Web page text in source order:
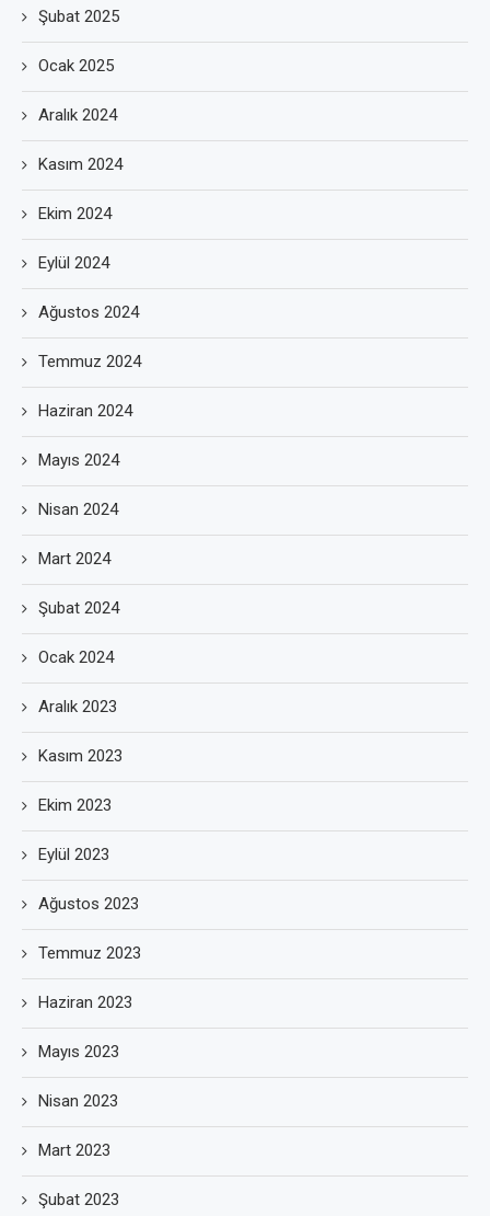
Şubat 2025
Ocak 2025
Aralık 2024
Kasım 2024
Ekim 2024
Eylül 2024
Ağustos 2024
Temmuz 2024
Haziran 2024
Mayıs 2024
Nisan 2024
Mart 2024
Şubat 2024
Ocak 2024
Aralık 2023
Kasım 2023
Ekim 2023
Eylül 2023
Ağustos 2023
Temmuz 2023
Haziran 2023
Mayıs 2023
Nisan 2023
Mart 2023
Şubat 2023